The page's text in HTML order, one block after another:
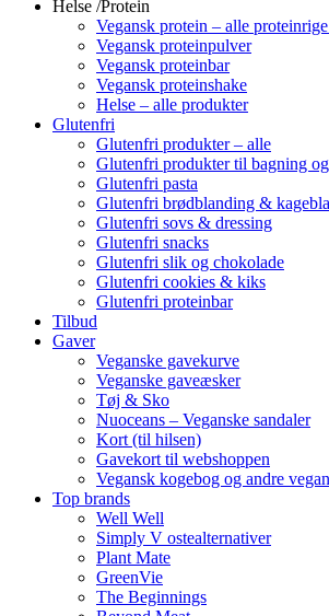
Helse /Protein
Vegansk protein – alle
Vegansk proteinpulver
Vegansk proteinbar
Vegansk proteinshake
Helse – alle produkter
Glutenfri
Glutenfri produkter – alle
Glutenfri produkter til bagning
Glutenfri pasta
Glutenfri brødblanding &
Glutenfri sovs & dressing
Glutenfri snacks
Glutenfri slik og chokolade
Glutenfri cookies & kiks
Glutenfri proteinbar
Tilbud
Gaver
Veganske gavekurve
Veganske gaveæsker
Tøj & Sko
Nuoceans – Veganske sandaler
Kort (til hilsen)
Gavekort til webshoppen
Vegansk kogebog og andre
Top brands
Well Well
Simply V ostealternativer
Plant Mate
GreenVie
The Beginnings